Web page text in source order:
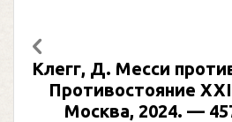
Рабинер, И. Я.
:
Москва, 2024
Предыдущий